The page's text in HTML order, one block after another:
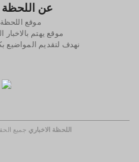
عن اللحظة
موقع اللحظة
موقع يهتم بالاخبار
نهدف لتقديم المواضيع
اللحظة الاخباري جميع